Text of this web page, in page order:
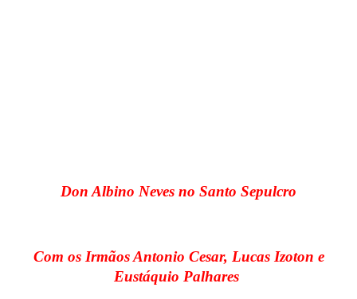
Don Albino Neves no Santo Sepulcro
Com os Irmãos Antonio Cesar, Lucas Izoton e
Eustáquio Palhares